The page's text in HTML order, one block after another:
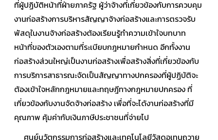
ที่ผู้ปฏิบัติหน้าที่ฝ่ายภาครัฐ ผู้ว่าจ้างที่เกี่ยวข้องกับการควบคุม
งานก่อสร้างการบริหารสัญญาจ้างก่อสร้างและการตรวจรับ
พัสดุในงานจ้างก่อสร้างต้องเรียนรู้ทำความเข้าใจบทบาท
หน้าที่ของตัวเองตามที่ระเบียบกฎหมายกำหนด อีกทั้งงาน
ก่อสร้างส่วนใหญ่เป็นงานก่อสร้างเพื่อสร้างสิ่งที่เกี่ยวข้องกับ
การบริการสาธารณะจัดเป็นสัญญาทางปกครองที่ผู้ปฏิบัติจะ
ต้องเข้าใจหลักกฎหมายและทฤษฎีทางกฎหมายปกครอง ที่
เกี่ยวข้องกับงานจัดจ้างก่อสร้าง เพื่อที่จะได้งานก่อสร้างที่มี
คุณภาพ คุ้มค่ากับเงินภาษีประชาชนที่จ่ายไป
ศูนย์นวัตกรรมการก่อสร้างและเทคโนโลยีวัสดุอุเทนถวาย